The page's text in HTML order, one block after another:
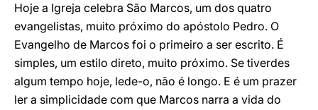
Hoje a Igreja celebra São Marcos, um dos quatro
evangelistas, muito próximo do apóstolo Pedro. O
Evangelho de Marcos foi o primeiro a ser escrito. É
simples, um estilo direto, muito próximo. Se tiverdes
algum tempo hoje, lede-o, não é longo. E é um prazer
ler a simplicidade com que Marcos narra a vida do